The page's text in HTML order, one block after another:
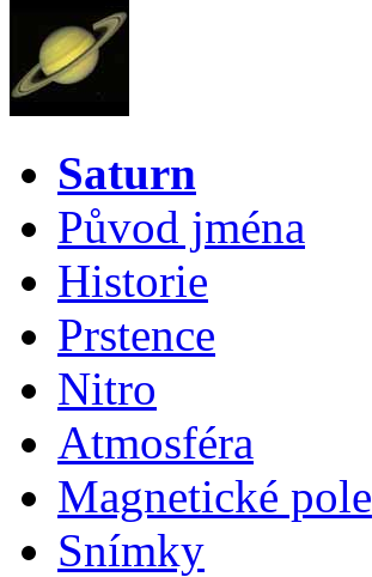
Saturn
Původ jména
Historie
Prstence
Nitro
Atmosféra
Magnetické pole
Snímky